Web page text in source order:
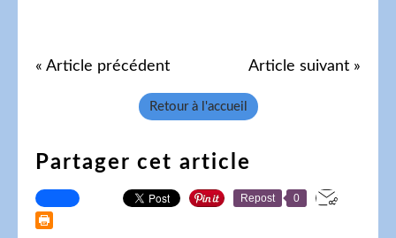
« Article précédent Article suivant »
Retour à l'accueil
Partager cet article
Repost 0